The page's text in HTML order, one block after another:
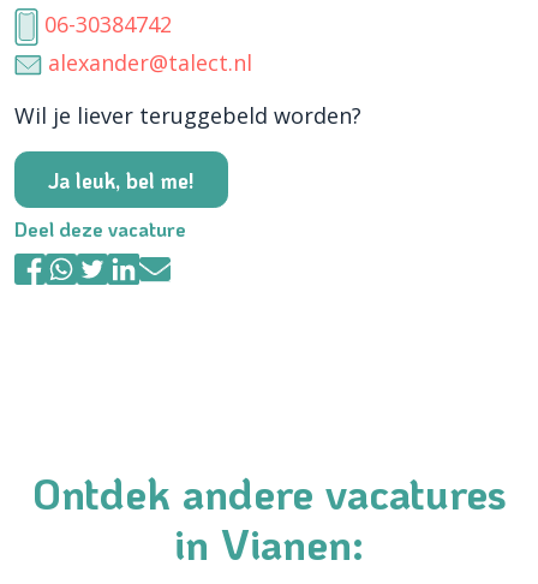
06-30384742
alexander@talect.nl
Wil je liever teruggebeld worden?
Ja leuk, bel me!
Deel deze vacature
Ontdek andere vacatures
in Vianen: